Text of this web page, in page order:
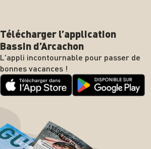
Télécharger l’application
Bassin d’Arcachon
L'appli incontournable pour passer de
bonnes vacances !